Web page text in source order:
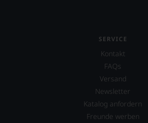
SERVICE
Kontakt
FAQs
Versand
Newsletter
Katalog anfordern
Freunde werben